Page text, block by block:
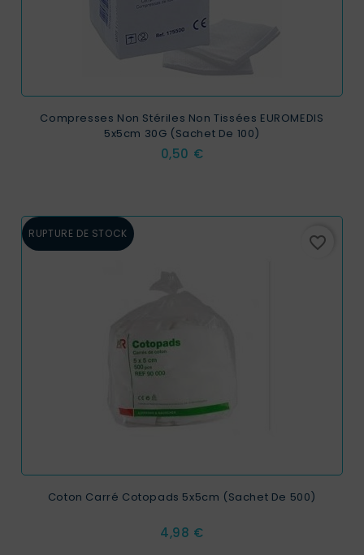
Compresses Non Stériles Non Tissées EUROMEDIS
5x5cm 30G (sachet De 100)
Prix
0,50 €
RUPTURE DE STOCK favorite_border
Coton Carré Cotopads 5x5cm (Sachet De 500)
Prix
4,98 €